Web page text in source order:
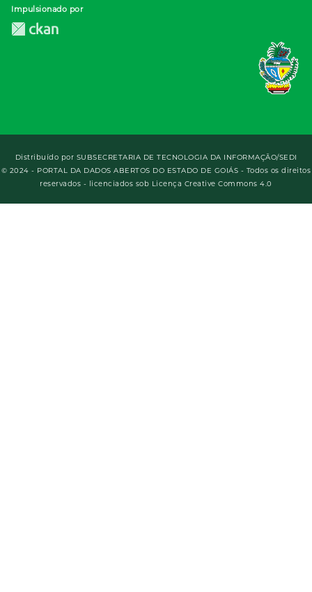
Impulsionado por
Distribuído por SUBSECRETARIA DE TECNOLOGIA DA INFORMAÇÃO/SEDI
© 2024 - PORTAL DA DADOS ABERTOS DO ESTADO DE GOIÁS - Todos os direitos
reservados - licenciados sob Licença Creative Commons 4.0